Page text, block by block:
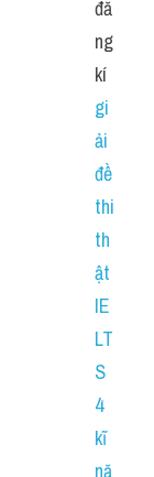
đă
ng
kí
gi
ải
đề
thi
th
ật
IE
LT
S
4
kĩ
nă